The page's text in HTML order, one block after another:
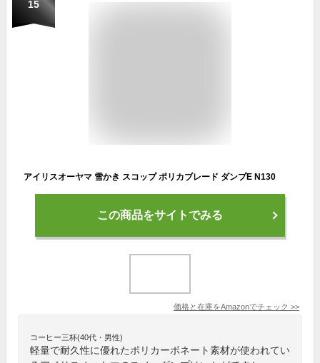
15
アイリスオーヤマ 雪かき スコップ ポリカブレード ダンプE N130
この商品をサイトでみる
価格と在庫をAmazonでチェック >>
コーヒー三杯(40代・男性)
軽量で耐久性に優れたポリカーボネート素材が使われてい